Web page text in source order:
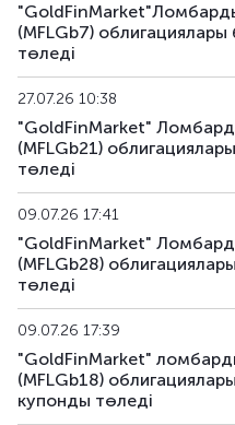
(MFLGb7)
төледі
27.07.26 10:38
"GoldFinMarket"
(MFLGb21)
төледі
09.07.26 17:41
"GoldFinMarket"
(MFLGb28)
төледі
09.07.26 17:39
"GoldFinMarket"
(MFLGb18)
купонды төледі